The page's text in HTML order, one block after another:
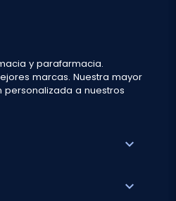
y parafarmacia.
marcas. Nuestra mayor
a nuestros
expand_more
expand_more